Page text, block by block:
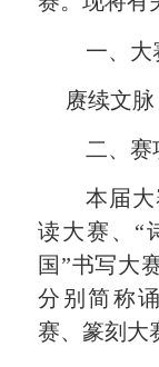
一、 大
赓续文
二、 赛
本届大
读大赛、“
国”书写大
分别简称
赛、篆刻大